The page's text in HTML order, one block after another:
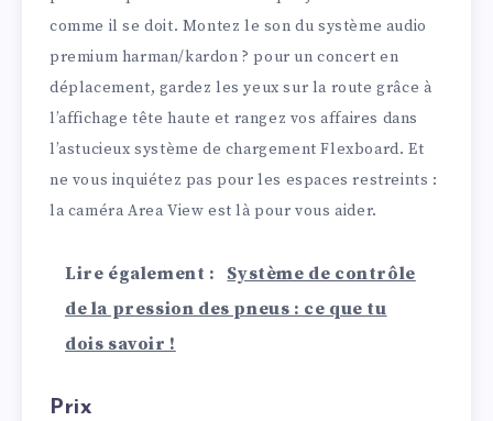
comme il se doit. Montez le son du système audio
premium harman/kardon ? pour un concert en
déplacement, gardez les yeux sur la route grâce à
l’affichage tête haute et rangez vos affaires dans
l’astucieux système de chargement Flexboard. Et
ne vous inquiétez pas pour les espaces restreints :
la caméra Area View est là pour vous aider.
Lire également :
Système de contrôle
de la pression des pneus : ce que tu
dois savoir !
Prix